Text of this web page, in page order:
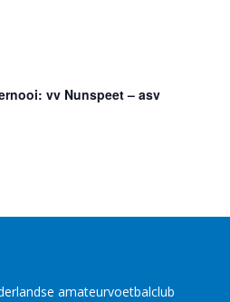
vv Nunspeet – asv
amateurvoetbalclub